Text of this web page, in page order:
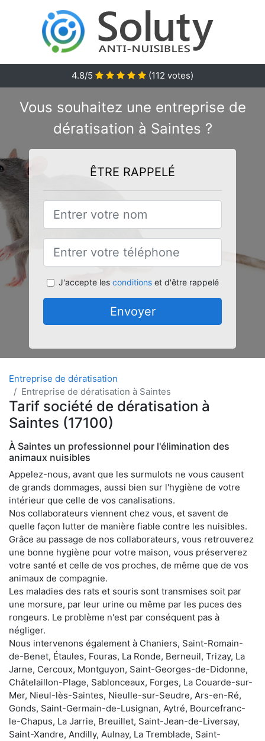
4.8/5 (112 votes)
Vous souhaitez une entreprise de
dératisation à Saintes ?
ÊTRE RAPPELÉ
J'accepte les conditionset d'être rappelé
Envoyer
Entreprise de dératisation
Entreprise de dératisation à Saintes
Tarif société de dératisation à
Saintes (17100)
À Saintes un professionnel pour l'élimination des
animaux nuisibles
Appelez-nous, avant que les surmulots ne vous causent
de grands dommages, aussi bien sur l'hygiène de votre
intérieur que celle de vos canalisations.
Nos collaborateurs viennent chez vous, et savent de
quelle façon lutter de manière fiable contre les nuisibles.
Grâce au passage de nos collaborateurs, vous retrouverez
une bonne hygiène pour votre maison, vous préserverez
votre santé et celle de vos proches, de même que de vos
animaux de compagnie.
Les maladies des rats et souris sont transmises soit par
une morsure, par leur urine ou même par les puces des
rongeurs. Le problème n'est par conséquent pas à
négliger.
Nous intervenons également à Chaniers, Saint-Romain-
de-Benet, Étaules, Fouras, La Ronde, Berneuil, Trizay, La
Jarne, Cercoux, Montguyon, Saint-Georges-de-Didonne,
Châtelaillon-Plage, Sablonceaux, Forges, La Couarde-sur-
Mer, Nieul-lès-Saintes, Nieulle-sur-Seudre, Ars-en-Ré,
Gonds, Saint-Germain-de-Lusignan, Aytré, Bourcefranc-
le-Chapus, La Jarrie, Breuillet, Saint-Jean-de-Liversay,
Saint-Xandre, Andilly, Aulnay, La Tremblade, Saint-